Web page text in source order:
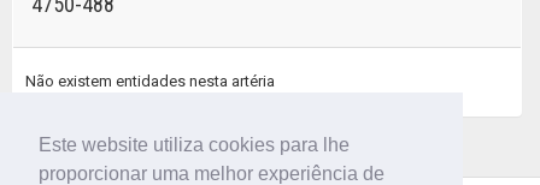
Este website utiliza cookies para lhe
proporcionar uma melhor experiência de
Não existem entidades nesta artéria